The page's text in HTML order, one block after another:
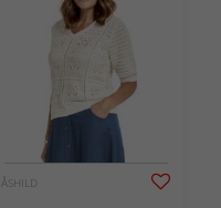
ÅSHILD